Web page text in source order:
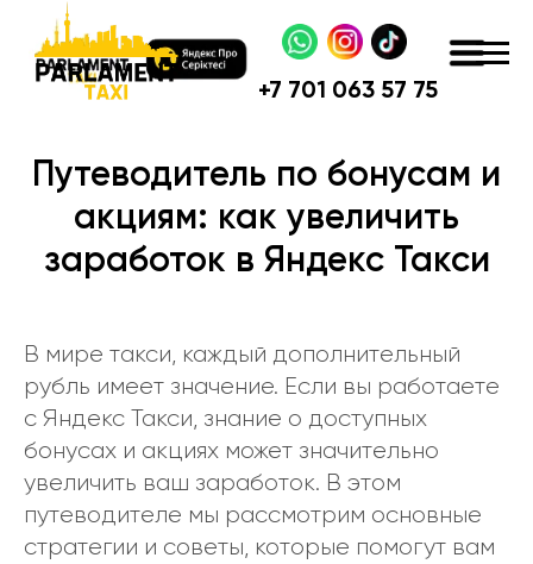
+7 701 063 57 75
Путеводитель по бонусам и
акциям: как увеличить
заработок в Яндекс Такси
В мире такси, каждый дополнительный
рубль имеет значение. Если вы работаете
с Яндекс Такси, знание о доступных
бонусах и акциях может значительно
увеличить ваш заработок. В этом
путеводителе мы рассмотрим основные
стратегии и советы, которые помогут вам